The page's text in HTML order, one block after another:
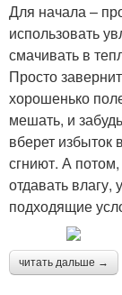
Для начала –
использовать
смачивать в
Просто
хорошенько
мешать, и
вберет избыток
сгниют. А
отдавать
подходящие
читать дальше →